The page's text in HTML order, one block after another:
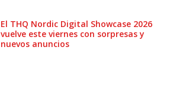
El THQ Nordic Digital Showcase 2026
vuelve este viernes con sorpresas y
nuevos anuncios